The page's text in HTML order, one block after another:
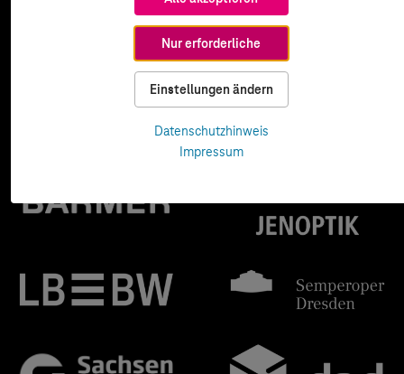
Nur erforderliche
Einstellungen ändern
Datenschutzhinweis
Impressum